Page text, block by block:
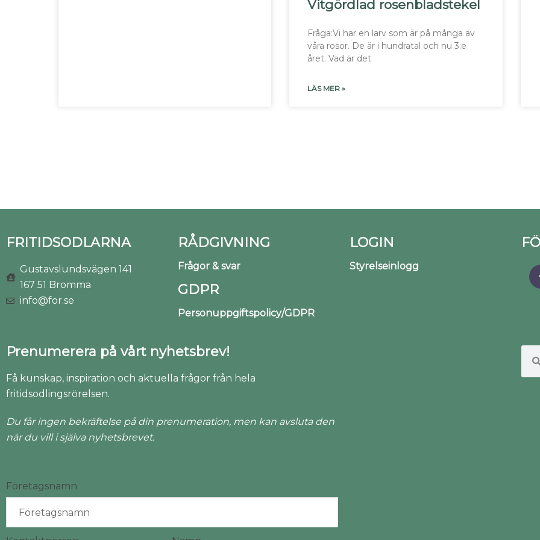
Vitgördlad rosenbladstekel
Fråga:Vi har en larv som är på många av
våra rosor. De är i hundratal och nu 3:e
året. Vad är det
LÄS MER »
FRITIDSODLARNA
Gustavslundsvägen 141
167 51 Bromma
info@for.se
RÅDGIVNING
Frågor & svar
GDPR
Personuppgiftspolicy/GDPR
LOGIN
Styrelseinlogg
Prenumerera på vårt nyhetsbrev!
Få kunskap, inspiration och aktuella frågor från hela
fritidsodlingsrörelsen.
Du får ingen bekräftelse på din prenumeration, men kan avsluta den
när du vill i själva nyhetsbrevet.
Företagsnamn